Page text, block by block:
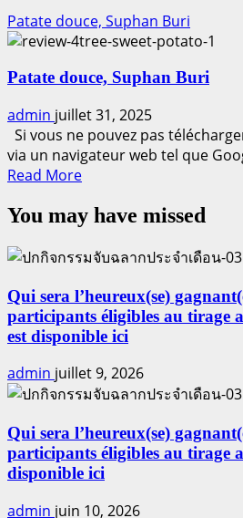
Patate douce, Suphan Buri
Patate douce, Suphan Buri
admin juillet 31, 2025
Si vous ne pouvez pas
via un navigateur web tel que
Read MoreRead
about
douce,
Buri
You may have missed
Qui sera l’heureux(se)
participants éligibles au tirage
est disponible ici
admin juillet 9, 2026
Qui sera l’heureux(se)
participants éligibles au tirage
disponible ici
admin juin 10, 2026